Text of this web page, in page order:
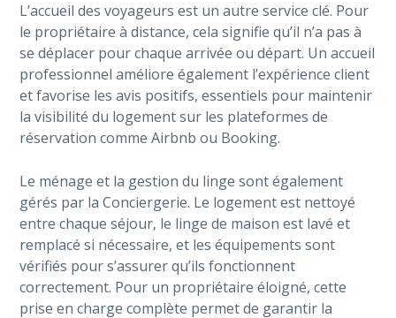
L’accueil des voyageurs est un autre service clé. Pour
le propriétaire à distance, cela signifie qu’il n’a pas à
se déplacer pour chaque arrivée ou départ. Un accueil
professionnel améliore également l’expérience client
et favorise les avis positifs, essentiels pour maintenir
la visibilité du logement sur les plateformes de
réservation comme Airbnb ou Booking.
Le ménage et la gestion du linge sont également
gérés par la Conciergerie. Le logement est nettoyé
entre chaque séjour, le linge de maison est lavé et
remplacé si nécessaire, et les équipements sont
vérifiés pour s’assurer qu’ils fonctionnent
correctement. Pour un propriétaire éloigné, cette
prise en charge complète permet de garantir la